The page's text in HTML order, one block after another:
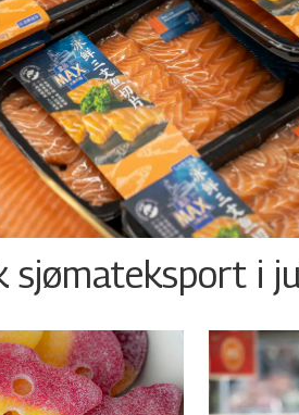
sjømateksport i